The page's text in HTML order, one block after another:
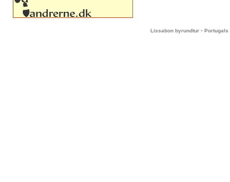
Lissabon byrundtur - Portugals